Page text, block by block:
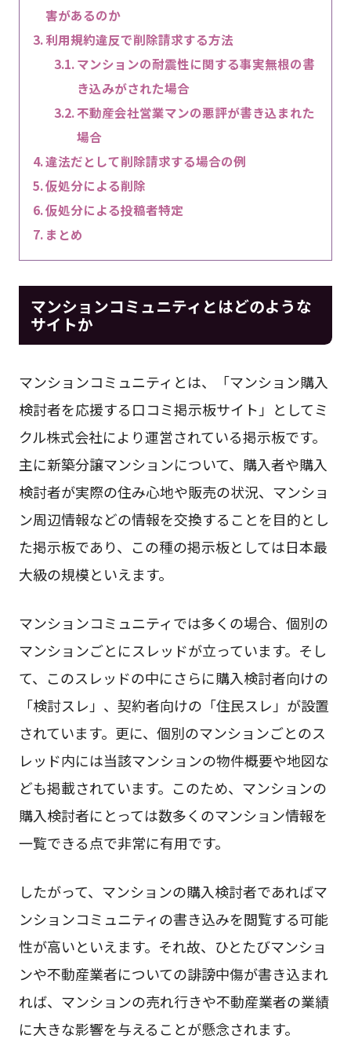
害があるのか
利用規約違反で削除請求する方法
マンションの耐震性に関する事実無根の書
き込みがされた場合
不動産会社営業マンの悪評が書き込まれた
場合
違法だとして削除請求する場合の例
仮処分による削除
仮処分による投稿者特定
まとめ
マンションコミュニティとはどのような
サイトか
マンションコミュニティとは、「マンション購入
検討者を応援する口コミ掲示板サイト」としてミ
クル株式会社により運営されている掲示板です。
主に新築分譲マンションについて、購入者や購入
検討者が実際の住み心地や販売の状況、マンショ
ン周辺情報などの情報を交換することを目的とし
た掲示板であり、この種の掲示板としては日本最
大級の規模といえます。
マンションコミュニティでは多くの場合、個別の
マンションごとにスレッドが立っています。そし
て、このスレッドの中にさらに購入検討者向けの
「検討スレ」、契約者向けの「住民スレ」が設置
されています。更に、個別のマンションごとのス
レッド内には当該マンションの物件概要や地図な
ども掲載されています。このため、マンションの
購入検討者にとっては数多くのマンション情報を
一覧できる点で非常に有用です。
したがって、マンションの購入検討者であればマ
ンションコミュニティの書き込みを閲覧する可能
性が高いといえます。それ故、ひとたびマンショ
ンや不動産業者についての誹謗中傷が書き込まれ
れば、マンションの売れ行きや不動産業者の業績
に大きな影響を与えることが懸念されます。